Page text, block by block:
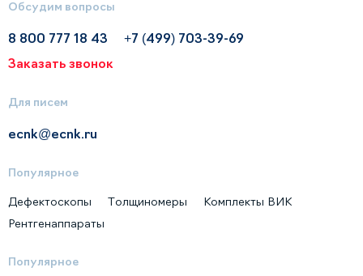
Обсудим вопросы
8 800 777 18 43
+7 (499) 703-39-69
Заказать звонок
Для писем
ecnk@ecnk.ru
Популярное
Дефектоскопы Толщиномеры
Комплекты ВИК
Рентгенаппараты
Популярное